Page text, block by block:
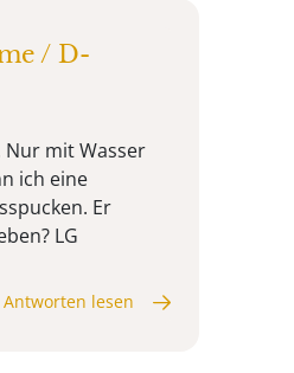
/ D-
Nur mit Wasser
ich eine
Er
LG
lesen